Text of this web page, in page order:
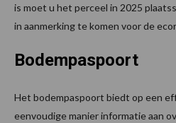
is moet u het perceel in 2025
in aanmerking te komen voor de
Bodempaspoort
Het bodempaspoort biedt op een
eenvoudige manier informatie aan